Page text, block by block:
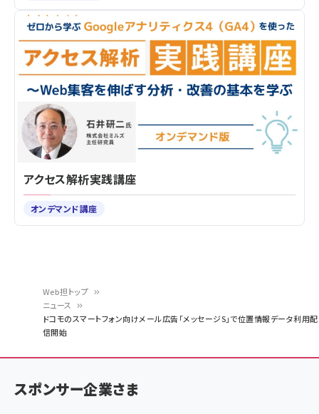
く
ず
Web担トップ
ニュース
ドコモのスマートフォン向けメール広告「メッセージS」で位置情報データ利用配
信開始
アクセス解析実践講座
オンデマンド講座
スポンサー企業さま